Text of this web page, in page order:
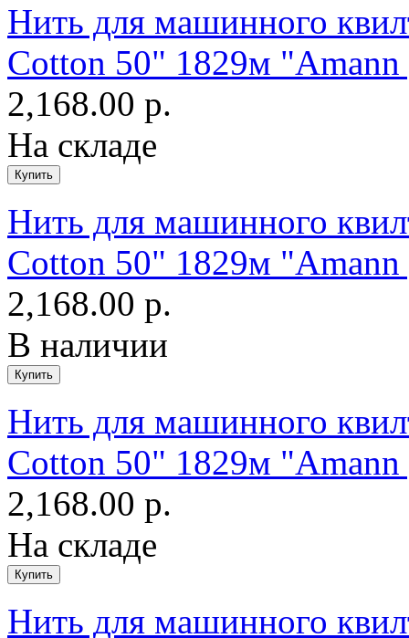
Нить для машинного
Cotton 50" 1829м
2,168.00 р.
На складе
Нить для машинного
Cotton 50" 1829м
2,168.00 р.
В наличии
Нить для машинного
Cotton 50" 1829м
2,168.00 р.
На складе
Нить для машинного